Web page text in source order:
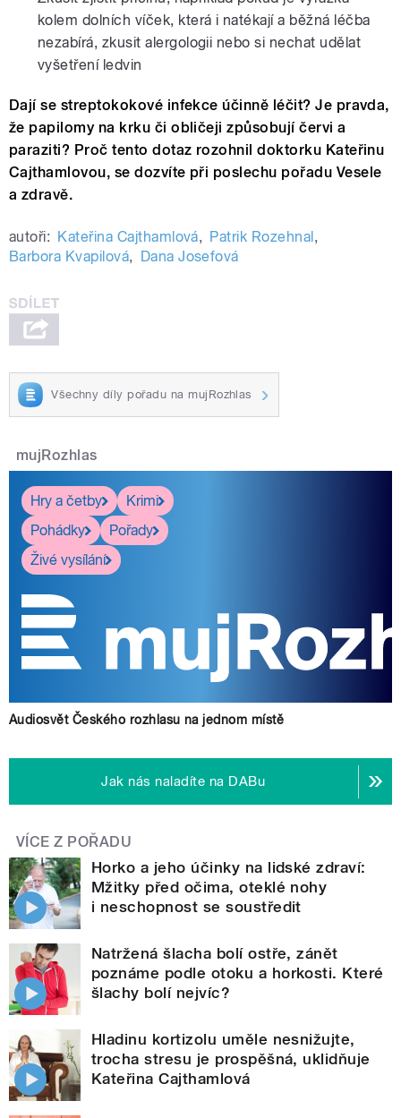
kolem dolních víček, která i natékají a běžná léčba
nezabírá, zkusit alergologii nebo si nechat udělat
vyšetření ledvin
Dají se streptokokové infekce účinně léčit? Je pravda,
že papilomy na krku či obličeji způsobují červi a
paraziti? Proč tento dotaz rozohnil doktorku Kateřinu
Cajthamlovou, se dozvíte při poslechu pořadu Vesele
a zdravě.
autoři: Kateřina Cajthamlová, Patrik Rozehnal ,
Barbora Kvapilová, Dana Josefová
Všechny díly pořadu na mujRozhlas
mujRozhlas
Hry a četby
Krimi
Pohádky
Pořady
Živé vysílání
Audiosvět Českého rozhlasu na jednom místě
Jak nás naladíte na DABu
VÍCE Z POŘADU
Horko a jeho účinky na lidské zdraví:
Mžitky před očima, oteklé nohy
i neschopnost se soustředit
Natržená šlacha bolí ostře, zánět
poznáme podle otoku a horkosti. Které
šlachy bolí nejvíc?
Hladinu kortizolu uměle nesnižujte,
trocha stresu je prospěšná, uklidňuje
Kateřina Cajthamlová